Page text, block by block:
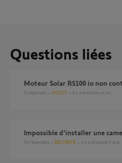
Questions liées
Moteur Solar RS100 io non
3 réponses VOLET il y a environ un an
Impossible d'installer une
54 réponses SÉCURITÉ il y a presque 5 ans